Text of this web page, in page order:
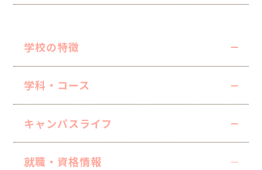
学校の特徴
学科・コース
キャンパスライフ
就職・資格情報